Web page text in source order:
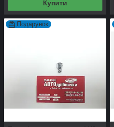
Купити
Подарунок